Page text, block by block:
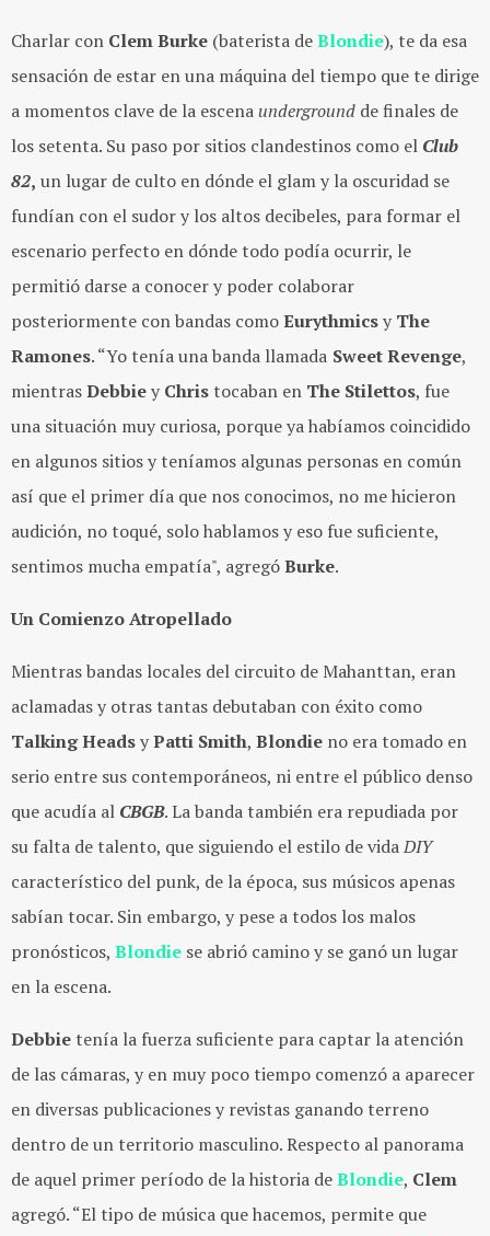
Charlar con Clem Burke (baterista deBlondie), te da esa
sensación de estar en una máquina del tiempo que te dirige
a momentos clave de la escena underground de finales de
los setenta. Su paso por sitios clandestinos como el Club
82, un lugar de culto en dónde el glam y la oscuridad se
fundían con el sudor y los altos decibeles, para formar el
escenario perfecto en dónde todo podía ocurrir, le
permitió darse a conocer y poder colaborar
posteriormente con bandas comoEurythmicsy The
Ramones. “Yo tenía una banda llamada SweetRevenge,
mientrasDebbiey Chris tocaban en The Stilettos, fue
una situación muy curiosa, porque ya habíamos coincidido
en algunos sitios y teníamos algunas personas en común
así que el primer día que nos conocimos, no me hicieron
audición, no toqué, solo hablamos y eso fue suficiente,
sentimos mucha empatía", agregóBurke.
Un Comienzo Atropellado
Mientras bandas locales del circuito de Mahanttan, eran
aclamadas y otras tantas debutaban con éxito como
Talking HeadsyPatti Smith, Blondie no era tomado en
serio entre sus contemporáneos, ni entre el público denso
que acudía al CBGB. La banda también era repudiada por
su falta de talento, que siguiendo el estilo de vidaDIY
característico del punk, de la época, sus músicos apenas
sabían tocar. Sin embargo, y pese a todos los malos
pronósticos, Blondie se abrió camino y se ganó un lugar
en la escena.
Debbie tenía la fuerza suficiente para captar la atención
de las cámaras, y en muy poco tiempo comenzó a aparecer
en diversas publicaciones y revistas ganando terreno
dentro de un territorio masculino. Respecto al panorama
de aquel primer período de la historia deBlondie, Clem
agregó. “El tipo de música que hacemos, permite que